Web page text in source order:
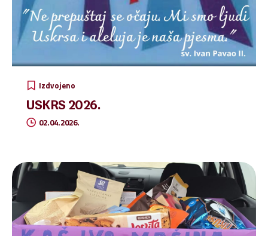
Izdvojeno
USKRS 2026.
02.04.2026.